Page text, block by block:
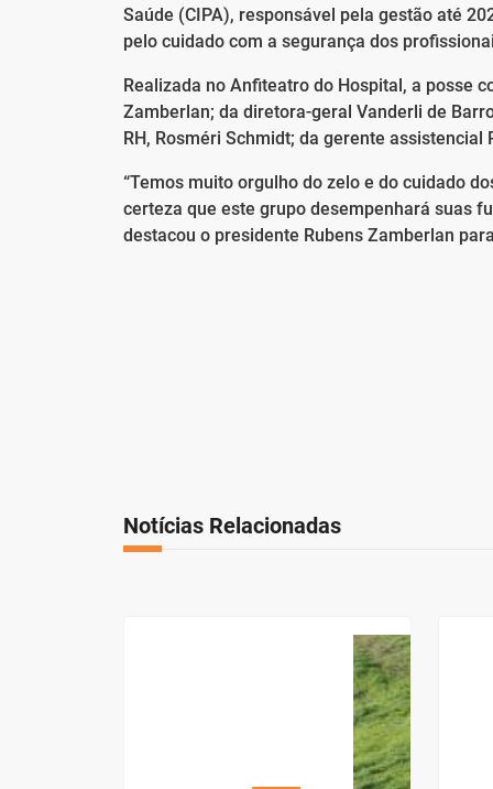
Saúde (CIPA), responsável pela gestão até
pelo cuidado com a segurança dos
Realizada no Anfiteatro do Hospital, a posse
Zamberlan; da diretora-geral Vanderli de
RH, Rosméri Schmidt; da gerente
“Temos muito orgulho do zelo e do cuidado
certeza que este grupo desempenhará suas
destacou o presidente Rubens Zamberlan
Notícias Relacionadas